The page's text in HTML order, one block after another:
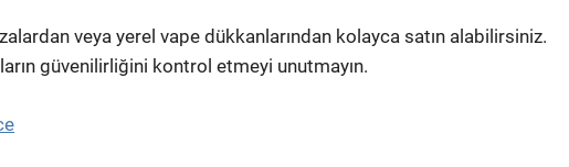
veya yerel vape dükkanlarından kolayca satın alabilirsiniz.
güvenilirliğini kontrol etmeyi unutmayın.